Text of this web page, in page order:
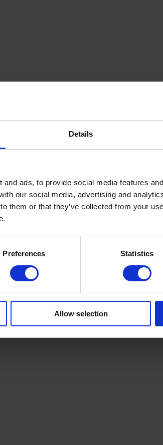
Details
ads, to provide social media features
our social media, advertising and
them or that they’ve collected from your
Preferences Statistics
Allow selection